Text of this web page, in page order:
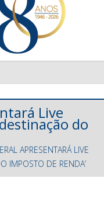
Live
do
APRESENTARÁ LIVE
IMPOSTO DE RENDA’